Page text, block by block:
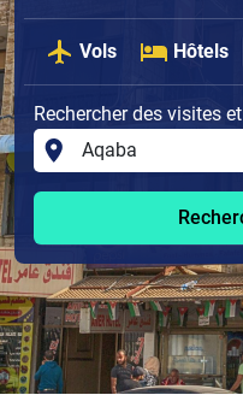
Vols Hôtels
Rechercher des visites